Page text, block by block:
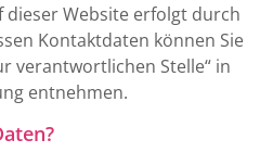
Website erfolgt durch
Kontaktdaten können Sie
verantwortlichen Stelle“ in
entnehmen.